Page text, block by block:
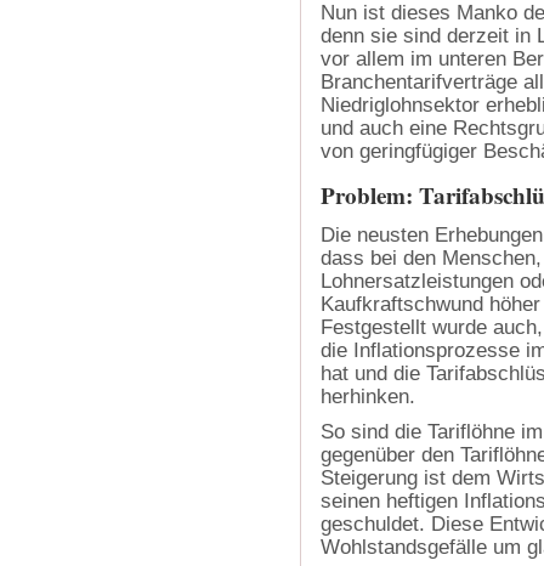
Nun ist dieses Manko
denn sie sind derzeit in
vor allem im unteren
Branchentarifverträge
Niedriglohnsektor
und auch eine
von geringfügiger
Problem:
Die neusten
dass bei den
Lohnersatzleistungen
Kaufkraftschwund
Festgestellt wurde
die Inflationsprozesse
hat und die
herhinken.
So sind die Tariflöhne
gegenüber den
Steigerung ist dem
seinen heftigen
geschuldet. Diese
Wohlstandsgefälle um